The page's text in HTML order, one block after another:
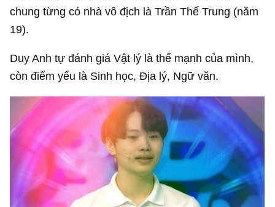
chung từng có nhà vô địch là Trần Thế Trung (năm
19).
Duy Anh tự đánh giá Vật lý là thế mạnh của mình,
còn điểm yếu là Sinh học, Địa lý, Ngữ văn.